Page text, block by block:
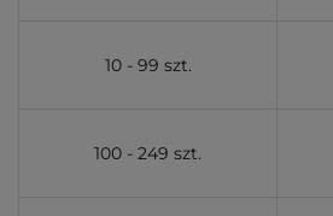
10 - 99 szt.
100 - 249 szt.